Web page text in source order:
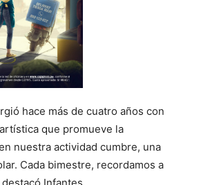
hace más de cuatro años con
que promueve la
nuestra actividad cumbre, una
Cada bimestre, recordamos a